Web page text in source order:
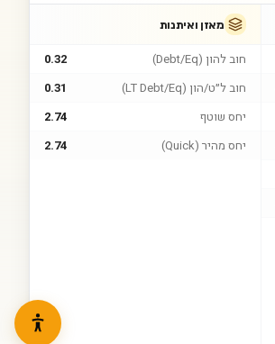
מאזן ואיתנות
חוב להון (Debt/Eq)
0.32
חוב ל״ט/הון (LT Debt/Eq)
0.31
יחס שוטף
2.74
יחס מהיר (Quick)
2.74